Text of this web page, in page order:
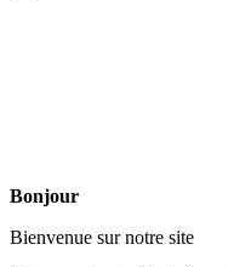
Bonjour
Bienvenue sur notre site